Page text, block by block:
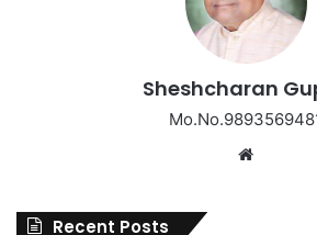
Sheshcharan
Recent Posts